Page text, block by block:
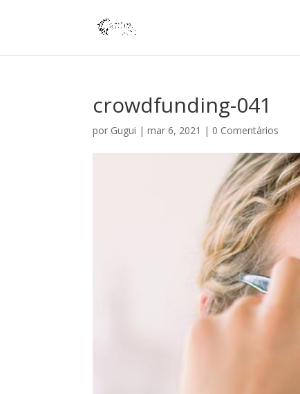
crowdfunding-041
por Gugui |mar 6, 2021 | 0 Comentários